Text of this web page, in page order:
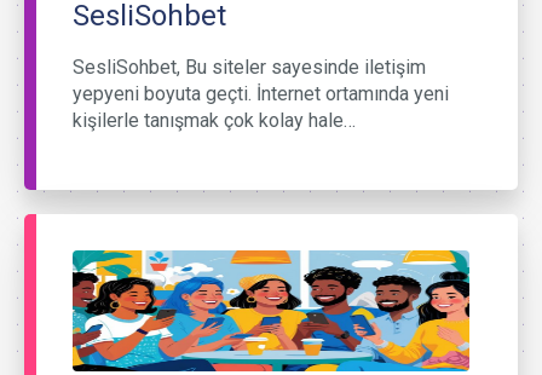
SesliSohbet
SesliSohbet, Bu siteler sayesinde iletişim
yepyeni boyuta geçti. İnternet ortamında yeni
kişilerle tanışmak çok kolay hale…